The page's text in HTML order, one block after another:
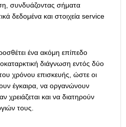
συνδυάζοντας σήματα
δεδομένα και στοιχεία service
ένα ακόμη επίπεδο
διάγνωση εντός δύο
χρόνου επισκευής, ώστε οι
έγκαιρα, να οργανώνουν
χρειάζεται και να διατηρούν
τους.